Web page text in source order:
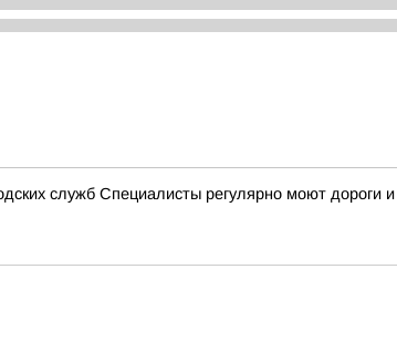
служб Специалисты регулярно моют дороги